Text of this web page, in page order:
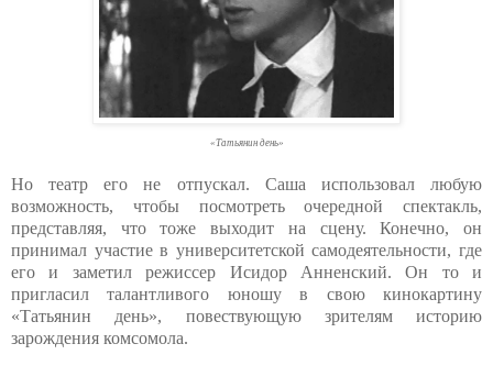
«Татьянин день»
Но театр его не отпускал. Саша использовал любую
возможность, чтобы посмотреть очередной спектакль,
представляя, что тоже выходит на сцену. Конечно, он
принимал участие в университетской самодеятельности, где
его и заметил режиссер Исидор Анненский. Он то и
пригласил талантливого юношу в свою кинокартину
«Татьянин день», повествующую зрителям историю
зарождения комсомола.